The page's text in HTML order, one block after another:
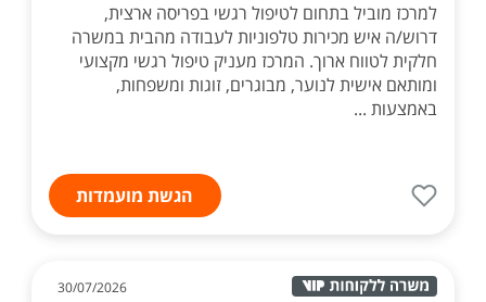
למרכז מוביל בתחום לטיפול רגשי בפריסה ארצית,
דרוש/ה איש מכירות טלפוניות לעבודה מהבית במשרה
חלקית לטווח ארוך. המרכז מעניק טיפול רגשי מקצועי
ומותאם אישית לנוער, מבוגרים, זוגות ומשפחות,
באמצעות ...
הגשת מועמדות
30/07/2026